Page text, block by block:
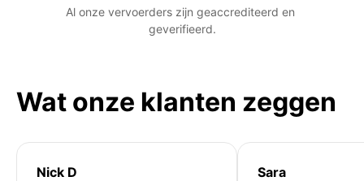
Al onze vervoerders zijn geaccrediteerd en
geverifieerd.
Wat onze klanten zeggen
Nick D Sara